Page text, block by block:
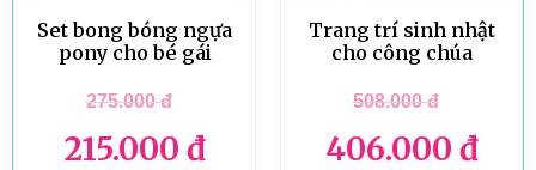
Set bong bóng ngựa
pony cho bé gái
275.000đ
215.000 đ
Trang trí sinh nhật
cho công chúa
508.000đ
406.000 đ